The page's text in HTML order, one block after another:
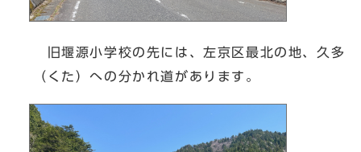
旧堰源小学校の先には、左京区最北の地、久多
（くた）への分かれ道があります。